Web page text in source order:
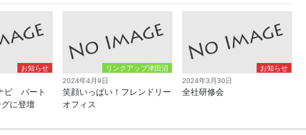
お知らせ
ビ パート
に登壇
リンクアップ津田沼
2024年4月9日
笑顔いっぱい！フレンドリー
オフィス
お知らせ
2024年3月30日
全社研修会